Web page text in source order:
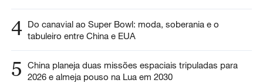
4 Do canavial ao Super Bowl: moda, soberania e o
tabuleiro entre China e EUA
5
China planeja duas missões espaciais tripuladas para
2026 e almeja pouso na Lua em 2030